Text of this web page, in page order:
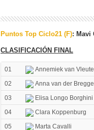
Puntos Top Ciclo21 (F): Mavi
CLASIFICACIÓN FINAL
01 Annemiek van
02
Anna van der
03
Elisa Longo Borghini
04
Clara Koppenburg
05
Marta Cavalli